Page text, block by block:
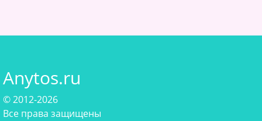
Anytos.ru
© 2012-2026
Все права защищены